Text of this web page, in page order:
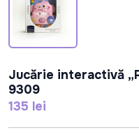
Jucărie interactivă
9309
135 lei